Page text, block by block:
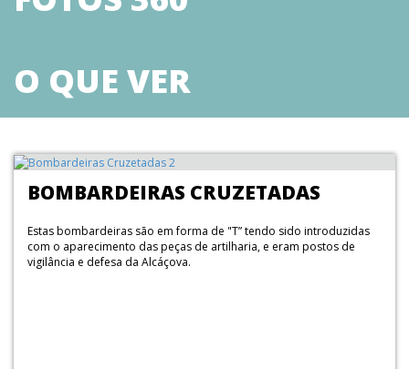
nas lutas contra Espanha, a vila sofreu em 1664 o cerco do Duque de
D. João d’Áustria escaparam disfarçados de frades. Após as Guerras da
Restauração, Castelo Rodrigo foi perdendo a sua importância, e a 25 de
Junho de 1836, por Carta Régia de D. Maria II, a sede de concelho foi
transferida para Figueira de Castelo Rodrigo. Historicamente, nenhuma
O QUE VER
BOMBARDEIRAS CRUZETADAS
Estas bombardeiras são em forma de "T” tendo sido introduzidas
com o aparecimento das peças de artilharia, e eram postos de
vigilância e defesa da Alcáçova.